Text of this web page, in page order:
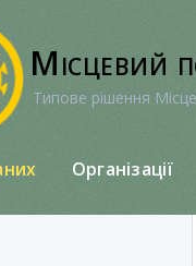
Місцевий
Типове рішення
Організації